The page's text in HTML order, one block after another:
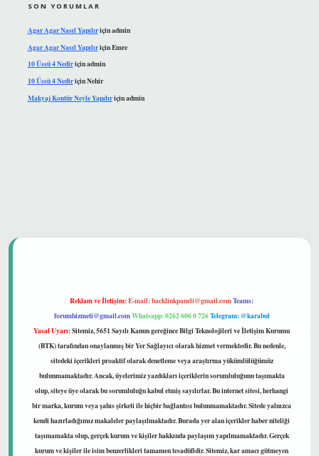
SON YORUMLAR
Agar Agar Nasıl Yapılıriçinadmin
Agar Agar Nasıl YapılıriçinEmre
10 Üssü 4 Nediriçinadmin
10 Üssü 4 NediriçinNehir
Makyaj Kontür Neyle Yapılıriçinadmin
Reklam ve İletişim:E-mail:backlinkpaneli@gmail.comTeams:
forumhizmeti@gmail.comWhatsapp: 0262 606 0 726Telegram: @karabul
Yasal Uyarı:Sitemiz, 5651 Sayılı Kanun gereğince Bilgi Teknolojileri ve İletişim Kurumu
(BTK) tarafından onaylanmış bir Yer Sağlayıcı olarak hizmet vermektedir. Bu nedenle,
sitedeki içerikleri proaktif olarak denetleme veya araştırma yükümlülüğümüz
bulunmamaktadır. Ancak, üyelerimiz yazdıkları içeriklerin sorumluluğunu taşımakta
olup, siteye üye olarak bu sorumluluğu kabul etmiş sayılırlar. Bu internet sitesi, herhangi
bir marka, kurum veya şahıs şirketi ile hiçbir bağlantısı bulunmamaktadır. Sitede yalnızca
kendi hazırladığımız makaleler paylaşılmaktadır. Burada yer alan içerikler haber niteliği
taşımamakta olup, gerçek kurum ve kişiler hakkında paylaşım yapılmamaktadır. Gerçek
kurum ve kişiler ile isim benzerlikleri tamamen tesadüfidir. Sitemiz, kar amacı gütmeyen